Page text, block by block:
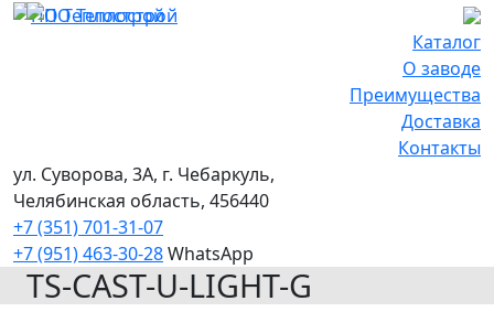
Каталог
О заводе
Преимущества
Доставка
Контакты
ул. Суворова, 3А, г. Чебаркуль,
Челябинская область, 456440
+7 (351) 701-31-07
+7 (951) 463-30-28WhatsApp
TS-CAST-U-LIGHT-G